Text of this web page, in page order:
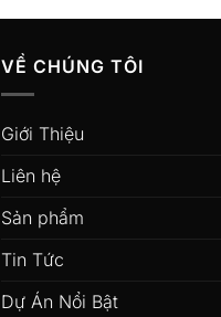
VỀ CHÚNG TÔI
Giới Thiệu
Liên hệ
Sản phẩm
Tin Tức
Dự Án Nổi Bật